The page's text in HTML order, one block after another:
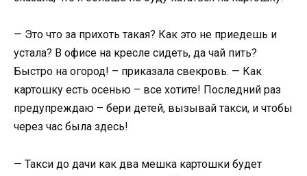
— Это что за прихоть такая? Как это не приедешь и
устала? В офисе на кресле сидеть, да чай пить?
Быстро на огород! – приказала свекровь. — Как
картошку есть осенью – все хотите! Последний раз
предупреждаю – бери детей, вызывай такси, и чтобы
через час была здесь!
— Такси до дачи как два мешка картошки будет